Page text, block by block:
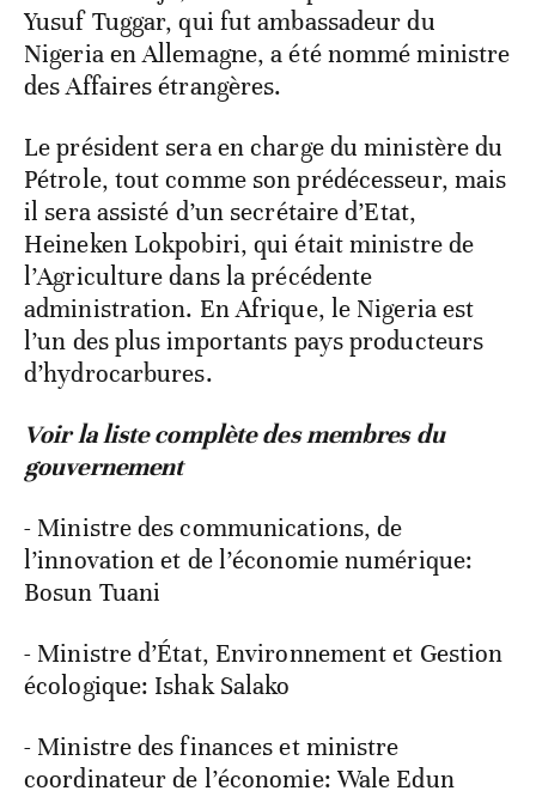
Yusuf Tuggar, qui fut ambassadeur du
Nigeria en Allemagne, a été nommé ministre
des Affaires étrangères.
Le président sera en charge du ministère du
Pétrole, tout comme son prédécesseur, mais
il sera assisté d’un secrétaire d’Etat,
Heineken Lokpobiri, qui était ministre de
l’Agriculture dans la précédente
administration. En Afrique, le Nigeria est
l’un des plus importants pays producteurs
d’hydrocarbures.
Voir la liste complète des membres du
gouvernement
- Ministre des communications, de
l’innovation et de l’économie numérique:
Bosun Tuani
- Ministre d’État, Environnement et Gestion
écologique: Ishak Salako
- Ministre des finances et ministre
coordinateur de l’économie: Wale Edun